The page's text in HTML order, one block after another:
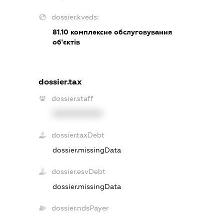
dossier.kveds:
81.10комплексне обслуговування
об'єктів
dossier.tax
dossier.staff
dossier.taxDebt
dossier.missingData
dossier.esvDebt
dossier.missingData
dossier.ndsPayer